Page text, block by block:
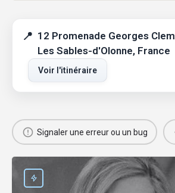
12 Promenade Georges
Les Sables-d'Olonne, France
Voir l'itinéraire
Signaler une erreur ou un bug